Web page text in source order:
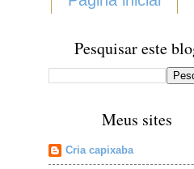
Pesquisar este
Meus sites
Cria capixaba